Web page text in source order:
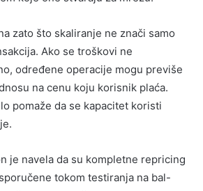
zato što skaliranje ne znači samo
Ako se troškovi ne
određene operacije mogu previše
na cenu koju korisnik plaća.
pomaže da se kapacitet koristi
je navela da su kompletne repricing
tokom testiranja na bal-